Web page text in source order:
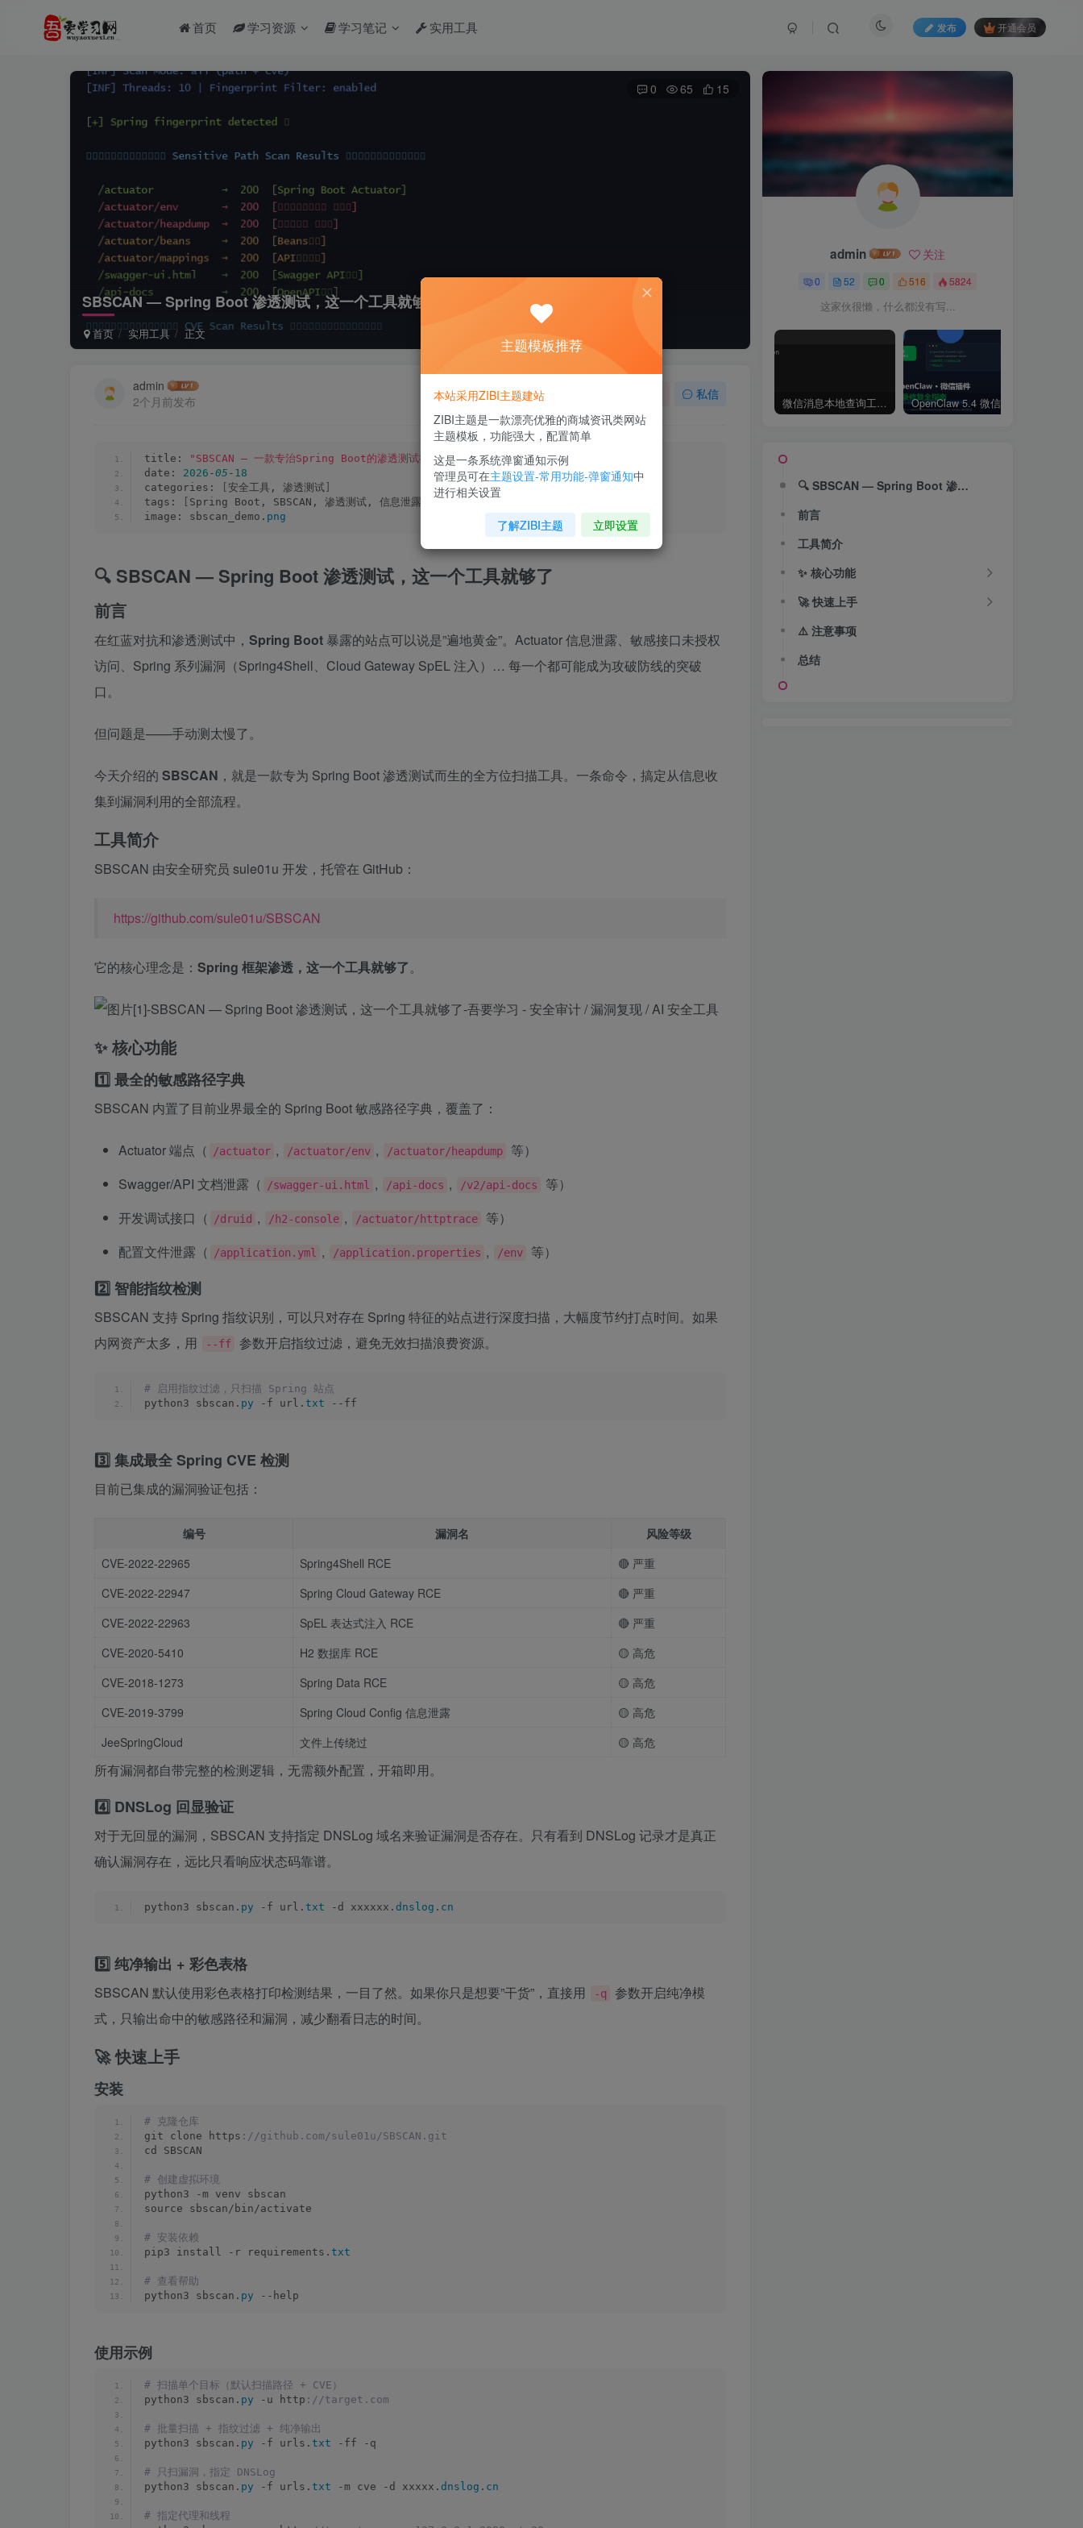
首页 学习资源 学习笔记 实用工具 发布 开通会员
SBSCAN — Spring Boot 渗透测试，这一个工具就够了
首页 实用工具 正文
0 65 15
admin
2个月前发布
私信
title:
"SBSCAN — 一款专治Spring Boot的渗透测试神器"
date: 2026 -05 - 18
categories:
安全工具, 渗透测试
tags:
Spring Boot, SBSCAN, 渗透测试, 信息泄露
image: sbscan_demo. png
🔍 SBSCAN — Spring Boot 渗透测试，这一个工具就够了
前言
在红蓝对抗和渗透测试中， Spring Boot 暴露的站点可以说是”遍地黄金”。Actuator 信息泄露、敏感接口未授权
访问、Spring 系列漏洞（Spring4Shell、Cloud Gateway SpEL 注入）… 每一个都可能成为攻破防线的突破
口。
但问题是——手动测太慢了。
今天介绍的 SBSCAN ，就是一款专为 Spring Boot 渗透测试而生的全方位扫描工具。一条命令，搞定从信息收
集到漏洞利用的全部流程。
工具简介
SBSCAN 由安全研究员 sule01u 开发，托管在 GitHub：
https://github.com/sule01u/SBSCAN
它的核心理念是： Spring 框架渗透，这一个工具就够了。
✨ 核心功能
1️⃣ 最全的敏感路径字典
SBSCAN 内置了目前业界最全的 Spring Boot 敏感路径字典，覆盖了：
Actuator 端点（ /actuator , /actuator/env , /actuator/heapdump
等）
Swagger/API 文档泄露（
/swagger-ui.html , /api-docs , /v2/api-docs
等）
开发调试接口（
/druid , /h2-console , /actuator/httptrace
等）
配置文件泄露（
/application.yml , /application.properties , /env 等）
2️⃣ 智能指纹检测
SBSCAN 支持 Spring 指纹识别，可以只对存在 Spring 特征的站点进行深度扫描，大幅度节约打点时间。如果
内网资产太多，用
--ff 参数开启指纹过滤，避免无效扫描浪费资源。
# 启用指纹过滤，只扫描 Spring 站点
python3 sbscan. py -f url. txt --ff
3️⃣ 集成最全 Spring CVE 检测
目前已集成的漏洞验证包括：
编号 漏洞名
风险等级
CVE-2022-22965
Spring4Shell RCE
🔴 严重
CVE-2022-22947
Spring Cloud Gateway RCE
🔴 严重
CVE-2022-22963
SpEL 表达式注入 RCE
🔴 严重
CVE-2020-5410
H2 数据库 RCE
🟡 高危
CVE-2018-1273
Spring Data RCE
🟡 高危
CVE-2019-3799
Spring Cloud Config 信息泄露
🟡 高危
JeeSpringCloud
文件上传绕过 🟡 高危
所有漏洞都自带完整的检测逻辑，无需额外配置，开箱即用。
4️⃣ DNSLog 回显验证
对于无回显的漏洞，SBSCAN 支持指定 DNSLog 域名来验证漏洞是否存在。只有看到 DNSLog 记录才是真正
确认漏洞存在，远比只看响应状态码靠谱。
python3 sbscan. py -f url. txt -d xxxxxx. dnslog . cn
5️⃣ 纯净输出 + 彩色表格
SBSCAN 默认使用彩色表格打印检测结果，一目了然。如果你只是想要”干货”，直接用 -q
参数开启纯净模
式，只输出命中的敏感路径和漏洞，减少翻看日志的时间。
🚀 快速上手
安装
# 克隆仓库
git clone https ://github.com/sule01u/SBSCAN.git
cd SBSCAN
# 创建虚拟环境
python3 -m venv sbscan
source sbscan/bin/activate
# 安装依赖
pip3 install -r requirements. txt
# 查看帮助
python3 sbscan. py --help
使用示例
# 扫描单个目标（默认扫描路径 + CVE）
python3 sbscan. py -u http ://target.com
# 批量扫描 + 指纹过滤 + 纯净输出
python3 sbscan. py -f urls. txt -ff -q
# 只扫漏洞，指定 DNSLog
python3 sbscan. py -f urls. txt -m cve -d xxxxx. dnslog . cn
# 指定代理和线程
admin 关注
0 52 0 516 5824
这家伙很懒，什么都没有写...
微信消息本地查询工具 wechat-cli：从安装到玩转 AI 自动化监控
🔍 SBSCAN — Spring Boot 渗透测试，这一个工具就够了
前言
工具简介
✨ 核心功能
🚀 快速上手
⚠️ 注意事项
总结
主题模板推荐
本站采用ZIBI主题建站
ZIBI主题是一款漂亮优雅的商城资讯类网站
主题模板，功能强大，配置简单
这是一条系统弹窗通知示例
管理员可在主题设置-常用功能-弹窗通知中
进行相关设置
了解ZIBI主题 立即设置